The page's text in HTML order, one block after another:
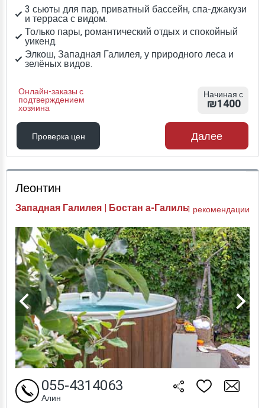
3 сьюты для пар, приватный бассейн, спа-джакузи
и терраса с видом.
Только пары, романтический отдых и спокойный
уикенд.
Элкош, Западная Галилея, у природного леса и
зелёных видов.
Онлайн-заказы с
подтверждением
хозяина
Начиная с
₪1400
Проверка цен
Проверка цен
Далее
Леонтин
Западная Галилея | Бостан а-Галиль1 рекомендации
055-4314063
Алин